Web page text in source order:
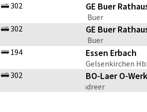
302 GE Buer
Hbf - Schalke - Buer
302 GE Buer
Hbf - Schalke - Buer
194 Essen Erbach
Gelsenkirchen
302 BO-Laer O-Werk
- Laer - Langendreer